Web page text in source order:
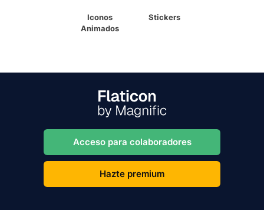
Iconos
Animados
Stickers
Acceso para colaboradores
Hazte premium